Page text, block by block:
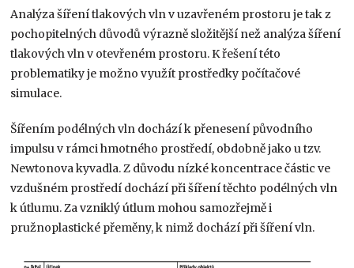
Analýza šíření tlakových vln v uzavřeném prostoru je tak z
pochopitelných důvodů výrazně složitější než analýza šíření
tlakových vln v otevřeném prostoru. K řešení této
problematiky je možno využít prostředky počítačové
simulace.
Šířením podélných vln dochází k přenesení původního
impulsu v rámci hmotného prostředí, obdobně jako u tzv.
Newtonova kyvadla. Z důvodu nízké koncentrace částic ve
vzdušném prostředí dochází při šíření těchto podélných vln
k útlumu. Za vzniklý útlum mohou samozřejmě i
pružnoplastické přeměny, k nimž dochází při šíření vln.